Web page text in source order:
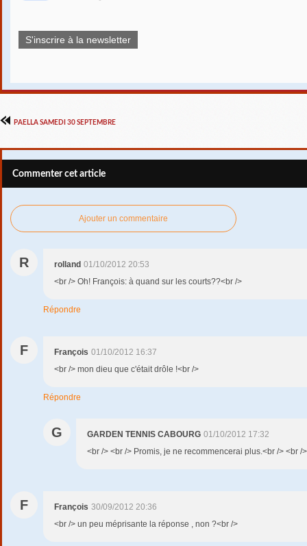
S'inscrire à la newsletter
PAELLA SAMEDI 30 SEPTEMBRE
Commenter cet article
Ajouter un commentaire
R rolland 01/10/2012 20:53
<br /> Oh! François: à quand sur les courts??<br />
Répondre
F François 01/10/2012 16:37
<br /> mon dieu que c'était drôle !<br />
Répondre
G GARDEN TENNIS CABOURG 01/10/2012 17:32
<br /> <br /> Promis, je ne recommencerai plus.<br /> <br /
F François 30/09/2012 20:36
<br /> un peu méprisante la réponse , non ?<br />